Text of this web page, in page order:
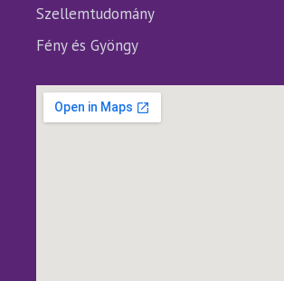
Szellemtudomány
Fény és Gyöngy